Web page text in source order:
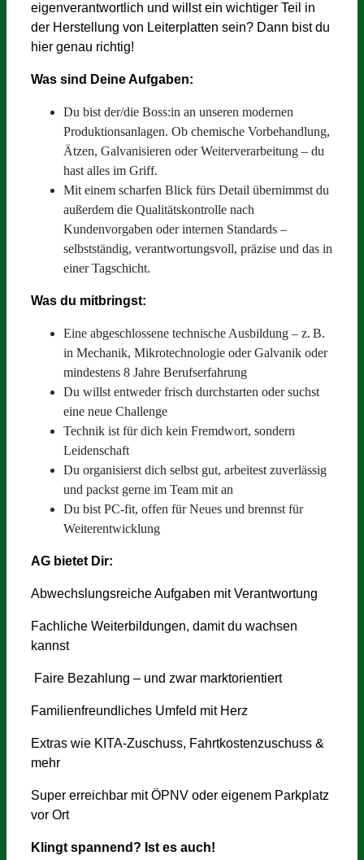
eigenverantwortlich und willst ein wichtiger Teil in
der Herstellung von Leiterplatten sein? Dann bist du
hier genau richtig!
Was sind Deine Aufgaben:
Du bist der/die Boss:in an unseren modernen
Produktionsanlagen. Ob chemische Vorbehandlung,
Ätzen, Galvanisieren oder Weiterverarbeitung – du
hast alles im Griff.
Mit einem scharfen Blick fürs Detail übernimmst du
außerdem die Qualitätskontrolle nach
Kundenvorgaben oder internen Standards –
selbstständig, verantwortungsvoll, präzise und das in
einer Tagschicht.
Was du mitbringst:
Eine abgeschlossene technische Ausbildung – z. B.
in Mechanik, Mikrotechnologie oder Galvanik oder
mindestens 8 Jahre Berufserfahrung
Du willst entweder frisch durchstarten oder suchst
eine neue Challenge
Technik ist für dich kein Fremdwort, sondern
Leidenschaft
Du organisierst dich selbst gut, arbeitest zuverlässig
und packst gerne im Team mit an
Du bist PC-fit, offen für Neues und brennst für
Weiterentwicklung
AG bietet Dir:
Abwechslungsreiche Aufgaben mit Verantwortung
Fachliche Weiterbildungen, damit du wachsen
kannst
Faire Bezahlung – und zwar marktorientiert
Familienfreundliches Umfeld mit Herz
Extras wie KITA-Zuschuss, Fahrtkostenzuschuss &
mehr
Super erreichbar mit ÖPNV oder eigenem Parkplatz
vor Ort
Klingt spannend? Ist es auch!